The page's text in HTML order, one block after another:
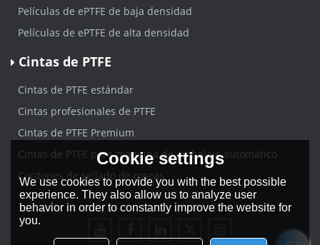
Películas de ePTFE de baja densidad
Películas de ePTFE de alta densidad
Cintas de PTFE
Cintas de PTFE estándar
Cintas profesionales de PTFE
Cintas de PTFE Premium
Cintas de PTFE para máquina de embalaje automático
Cordones de sellado de roscas
Cookie settings
We use cookies to provide you with the best possible
experience. They also allow us to analyze user
behavior in order to constantly improve the website for
you.